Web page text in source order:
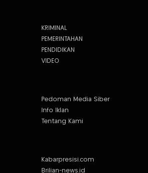
KRIMINAL
PEMERINTAHAN
PENDIDIKAN
VIDEO
Pedoman Media Siber
Info Iklan
Tentang Kami
Kabarpresisi.com
Brilian-news.id